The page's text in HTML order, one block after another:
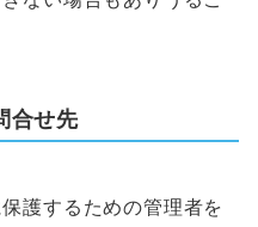
合せ先
護するための管理者を